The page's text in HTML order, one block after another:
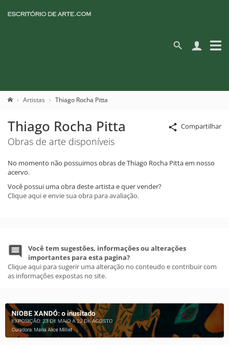
Artistas Thiago Rocha Pitta
Compartilhar
Thiago Rocha Pitta
Obras de arte disponíveis
No momento não possuimos obras de Thiago Rocha Pitta em nosso
acervo.
Você possui uma obra deste artista e quer vender?
Clique aqui e envie sua obra para avaliação.
Você tem sugestões, informações ou alterações
importantes para esta pagina?
Clique aqui para sugerir uma alteração no conteudo e contribuir com
as informações expostas no site.